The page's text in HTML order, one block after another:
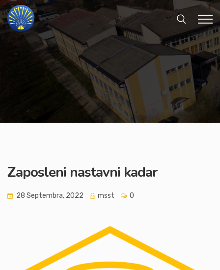
Zaposleni nastavni kadar
28 Septembra, 2022 msst 0